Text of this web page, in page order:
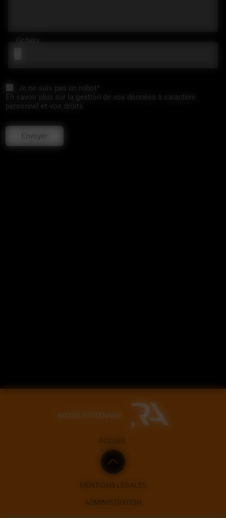
Fichiers
Je ne suis pas un robot*
En savoir plus sur la gestion de vos données à caractère
personnel et vos droits
Envoyer
ACCUEIL
NOTRE PARTENAIRE :
MENTIONS LÉGALES
ADMINISTRATION